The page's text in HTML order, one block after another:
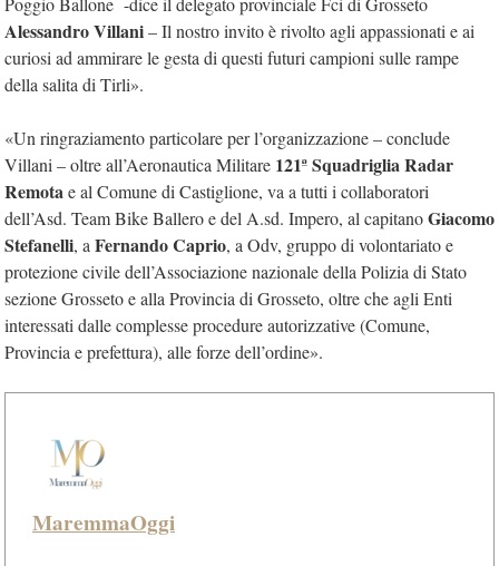
Alessandro Villani– Il nostro invito è rivolto agli appassionati e ai
curiosi ad ammirare le gesta di questi futuri campioni sulle rampe
della salita di Tirli».
«Un ringraziamento particolare per l’organizzazione – conclude
Villani – oltre all’Aeronautica Militare 121ª Squadriglia Radar
Remotae al Comune di Castiglione, va a tutti i collaboratori
dell’Asd. Team Bike Ballero e del A.sd. Impero, al capitanoGiacomo
Stefanelli, a Fernando Caprio, a Odv, gruppo di volontariato e
protezione civile dell’Associazione nazionale della Polizia di Stato
sezione Grosseto e alla Provincia di Grosseto, oltre che agli Enti
interessati dalle complesse procedure autorizzative (Comune,
Provincia e prefettura), alle forze dell’ordine».
MaremmaOggi